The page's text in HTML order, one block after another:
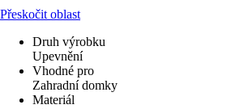
Přeskočit oblast
Druh výrobku
Upevnění
Vhodné pro
Zahradní domky
Materiál